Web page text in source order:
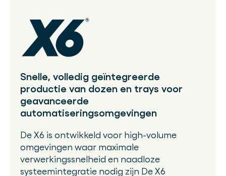
Snelle, volledig geïntegreerde
productie van dozen en trays voor
geavanceerde
automatiseringsomgevingen
De X6 is ontwikkeld voor high-volume
omgevingen waar maximale
verwerkingssnelheid en naadloze
systeemintegratie nodig zijn De X6